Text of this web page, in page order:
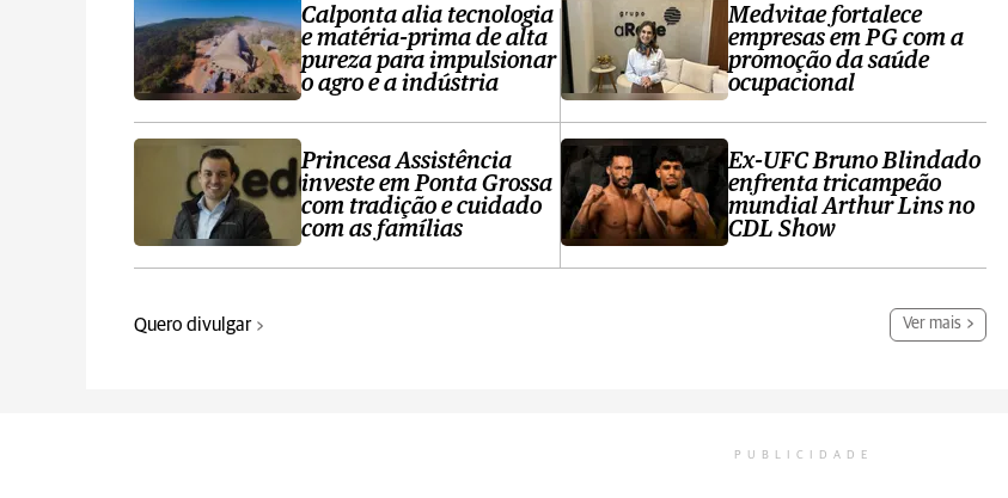
Calponta alia tecnologia
e matéria-prima de alta
pureza para impulsionar
o agro e a indústria
Princesa Assistência
investe em Ponta Grossa
com tradição e cuidado
com as famílias
Medvitae fortalece
empresas em PG com a
promoção da saúde
ocupacional
Ex-UFC Bruno Blindado
enfrenta tricampeão
mundial Arthur Lins no
CDL Show
Quero divulgar Ver mais
PUBLICIDADE